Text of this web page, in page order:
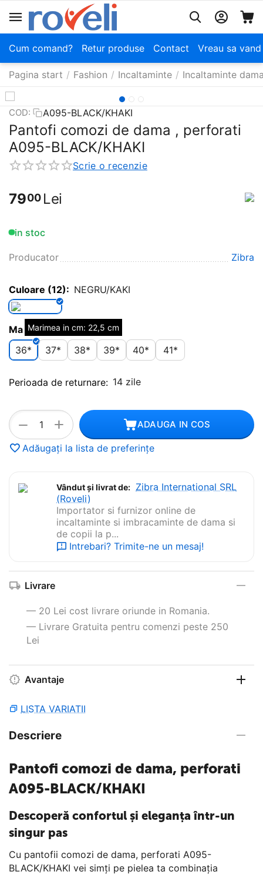
Cum comand? Retur produse Contact Vreau sa
Pagina start / Fashion / Incaltaminte / Incaltaminte
COD: A095-BLACK/KHAKI
Pantofi comozi de dama , perforati
A095-BLACK/KHAKI
Scrie o recenzie
7900 Lei
in stoc
Producator Zibra
Culoare (12): NEGRU/KAKI
Marime (12):
36*
Marimea in cm: 22,5 cm
37* 38* 39* 40* 41*
Perioada de returnare: 14 zile
+
− ADAUGA IN COS
Adăugați la lista de preferințe
Vândut și livrat de: Zibra International SRL
(Roveli)
Importator si furnizor online de
incaltaminte si imbracaminte de dama si
de copii la p...
Intrebari? Trimite-ne un mesaj!
Livrare
— 20 Lei cost livrare oriunde in Romania.
— Livrare Gratuita pentru comenzi peste 250
Lei
Avantaje
LISTA VARIATII
Descriere
Pantofi comozi de dama, perforati
A095-BLACK/KHAKI
Descoperă confortul și eleganța într-un
singur pas
Cu pantofii comozi de dama, perforati A095-
BLACK/KHAKI vei simți pe pielea ta combinația